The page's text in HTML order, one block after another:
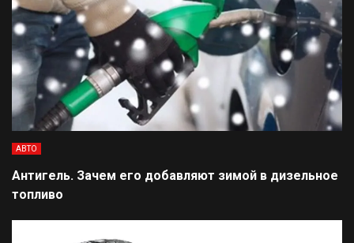
АВТО
Антигель. Зачем его добавляют зимой в дизельное
топливо